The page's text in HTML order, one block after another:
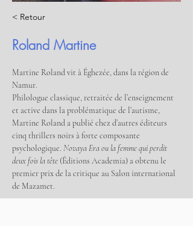
< Retour
Roland Martine
Martine Roland vit à Éghezée, dans la région de
Namur.
Philologue classique, retraitée de l’enseignement
et active dans la problématique de l’autisme,
Martine Roland a publié chez d’autres éditeurs
cinq thrillers noirs à forte composante
psychologique. Novaya Era ou la femme qui perdit
deux fois la tête (Éditions Academia) a obtenu le
premier prix de la critique au Salon international
de Mazamet.